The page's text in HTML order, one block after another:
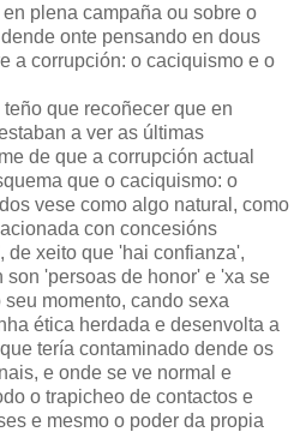
plena campaña ou sobre o
onte pensando en dous
a corrupción: o caciquismo e o
que recoñecer que en
a ver as últimas
de que a corrupción actual
que o caciquismo: o
vese como algo natural, como
con concesións
de xeito que 'hai confianza',
'persoas de honor' e 'xa se
momento, cando sexa
ética herdada e desenvolta a
tería contaminado dende os
e onde se ve normal e
o trapicheo de contactos e
e mesmo o poder da propia